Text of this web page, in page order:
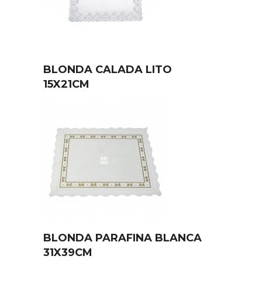
BLONDA CALADA LITO
15X21CM
BLONDA PARAFINA BLANCA
31X39CM